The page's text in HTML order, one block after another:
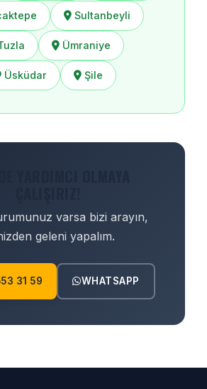
Sultanbeyli
Ümraniye
Üsküdar Şile
varsa bizi arayın,
geleni yapalım.
31 59 WHATSAPP